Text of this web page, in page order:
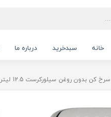
خانه سبدخرید درباره ما
سرخ کن بدون روغن سیلورکرست 12.5 لیتری